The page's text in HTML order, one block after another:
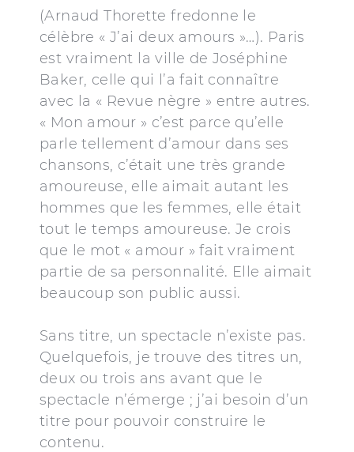
(Arnaud Thorette fredonne le
célèbre « J’ai deux amours »…). Paris
est vraiment la ville de Joséphine
Baker, celle qui l’a fait connaître
avec la « Revue nègre » entre autres.
« Mon amour » c’est parce qu’elle
parle tellement d’amour dans ses
chansons, c’était une très grande
amoureuse, elle aimait autant les
hommes que les femmes, elle était
tout le temps amoureuse. Je crois
que le mot « amour » fait vraiment
partie de sa personnalité. Elle aimait
beaucoup son public aussi.
Sans titre, un spectacle n’existe pas.
Quelquefois, je trouve des titres un,
deux ou trois ans avant que le
spectacle n’émerge ; j’ai besoin d’un
titre pour pouvoir construire le
contenu.